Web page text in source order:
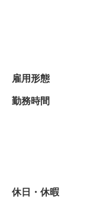
雇用形態
勤務時間
休日・休暇